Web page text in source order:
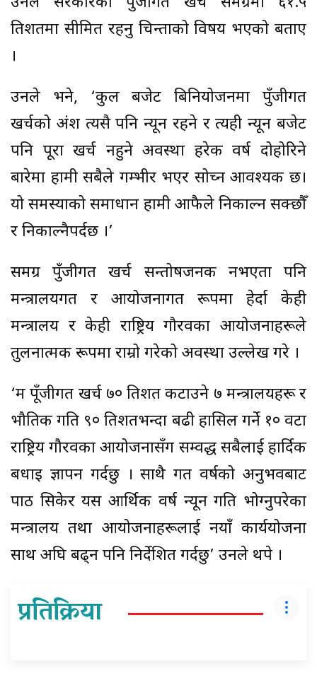
प्रतिशतमा सीमित रहनु चिन्ताको विषय भएको बताए
।
उनले भने, ‘कुल बजेट बिनियोजनमा पुँजीगत
खर्चको अंश त्यसै पनि न्यून रहने र त्यही न्यून बजेट
पनि पूरा खर्च नहुने अवस्था हरेक वर्ष दोहोरिने
बारेमा हामी सबैले गम्भीर भएर सोच्न आवश्यक छ।
यो समस्याको समाधान हामी आफैले निकाल्न सक्छौँ
र निकाल्नैपर्दछ ।’
समग्र पुँजीगत खर्च सन्तोषजनक नभएता पनि
मन्त्रालयगत र आयोजनागत रूपमा हेर्दा केही
मन्त्रालय र केही राष्ट्रिय गौरवका आयोजनाहरूले
तुलनात्मक रूपमा राम्रो गरेको अवस्था उल्लेख गरे ।
‘म पूँजीगत खर्च ७० प्रतिशत कटाउने ७ मन्त्रालयहरू र
भौतिक प्रगति ९० प्रतिशतभन्दा बढी हासिल गर्ने १० वटा
राष्ट्रिय गौरवका आयोजनासँग सम्वद्ध सबैलाई हार्दिक
बधाइ ज्ञापन गर्दछु । साथै गत वर्षको अनुभवबाट
पाठ सिकेर यस आर्थिक वर्ष न्यून प्रगति भोग्नुपरेका
मन्त्रालय तथा आयोजनाहरूलाई नयाँ कार्ययोजना
साथ अघि बढ्न पनि निर्देशित गर्दछु’ उनले थपे ।
प्रतिक्रिया